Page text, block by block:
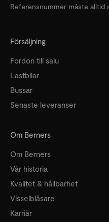
Referensnummer måste alltid
Försäljning
Fordon till salu
Lastbilar
Bussar
Senaste leveranser
Om Berners
Om Berners
Vår historia
Kvalitet & hållbarhet
Visselblåsare
Karriär